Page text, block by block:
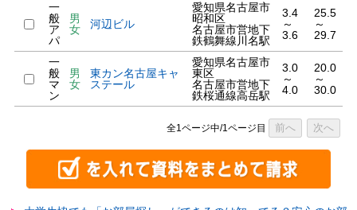
一
般
ア
パ
男
女
河辺ビル
愛知県名古屋市
昭和区
名古屋市営地下
鉄鶴舞線川名駅
3.4
～
3.6
25.5
～
29.7
一
般
マ
ン
男
女
東カン名古屋キャ
ステール
愛知県名古屋市
東区
名古屋市営地下
鉄桜通線高岳駅
3.0
～
4.0
20.0
～
30.0
全1ページ中/1ページ目 前へ 次へ